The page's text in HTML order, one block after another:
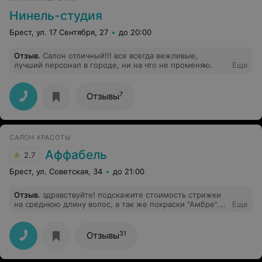
девушки, вы не думайте, что мне нужно сделать
плохую репутацию салона, просто жалко тех
девчонок, которые попадут так же как и я. поверьте,
перед свадьбой и так проблем хватает.
Нинель-студия
Брест, ул. 17 Сентября, 27 до 20:00
Отзыв. Салон отличный!!! все всегда вежливые,
лучший персонал в городе, ни на что не променяю.
Еще
Отзывы7
САЛОН КРАСОТЫ
2.7 Аффабель
Брест, ул. Советская, 34 до 21:00
Отзыв. здравствуйте! подскажите стоимость стрижки
на среднюю длину волос, а так же покраски "Амбре".
Еще
Отзывы31